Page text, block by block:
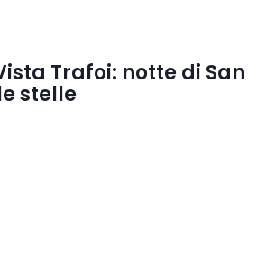
Trafoi: notte di San
stelle